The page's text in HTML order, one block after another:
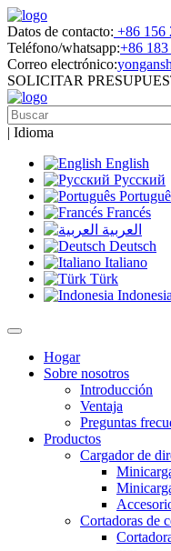
Datos de contacto: +86 156
Teléfono/whatsapp:+86
Correo electrónico:
SOLICITAR
| Idioma
English
Русский
Francés
العربية
Deutsch
Italiano
Türk
Indonesia
Hogar
Sobre nosotros
Introducción
Ventaja
Preguntas
Productos
Cargador de
Cortadoras de